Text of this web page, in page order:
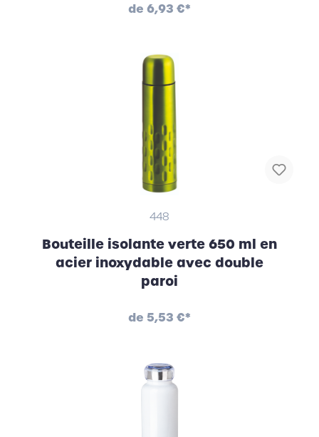
de 6,93 €*
448
Bouteille isolante verte 650 ml en
acier inoxydable avec double
paroi
de 5,53 €*